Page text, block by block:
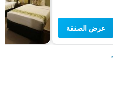
عرض الصفقة